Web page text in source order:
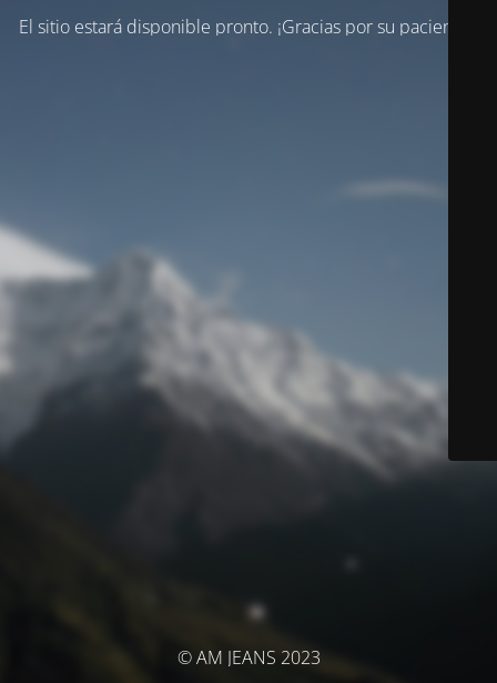
El sitio estará disponible pronto. ¡Gracias por su paciencia!
© AM JEANS 2023